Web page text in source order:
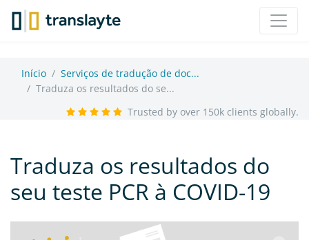
Início
Serviços de tradução de doc...
Traduza os resultados do se...
Trusted by over 150k clients globally.
Traduza os resultados do
seu teste PCR à COVID-19